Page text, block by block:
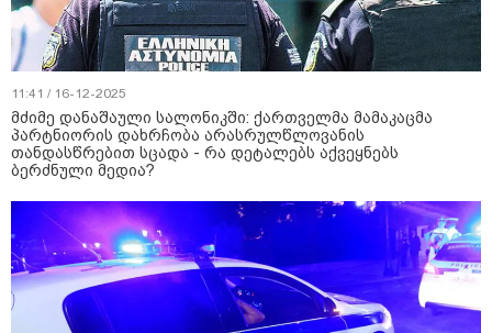
11:41 / 16-12-2025
მძიმე დანაშაული სალონიკში: ქართველმა მამაკაცმა
პარტნიორის დახრჩობა არასრულწლოვანის
თანდასწრებით სცადა - რა დეტალებს აქვეყნებს
ბერძნული მედია?